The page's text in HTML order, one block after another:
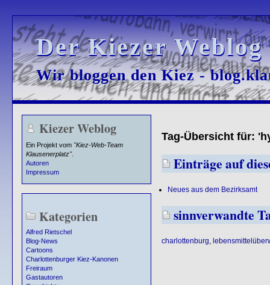
Der Kiezer
Der Kiezer
Wir bloggen den Kiez -
Wir bloggen den Kiez -
Kiezer Weblog
Ein Projekt vom "Kiez-Web-Team
Klausenerplatz".
Autoren
Impressum
Kategorien
Alfred Rietschel
Blog-News
Cartoons
Charlottenburger Kiez-Kanonen
Freiraum
Gastautoren
Tag-Übersicht für:
Einträge auf
Neues aus dem Bezirksamt
sinnverwandte
charlottenburg